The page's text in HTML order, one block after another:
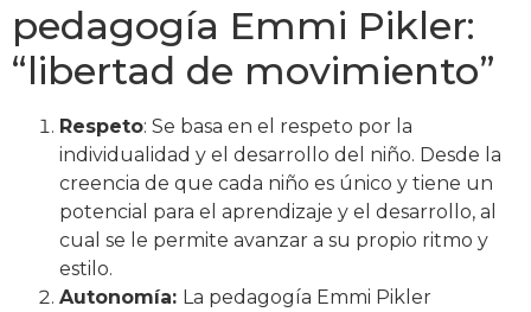
pedagogía Emmi Pikler:
“libertad de movimiento”
Respeto: Se basa en el respeto por la
individualidad y el desarrollo del niño. Desde la
creencia de que cada niño es único y tiene un
potencial para el aprendizaje y el desarrollo, al
cual se le permite avanzar a su propio ritmo y
estilo.
Autonomía: La pedagogía Emmi Pikler